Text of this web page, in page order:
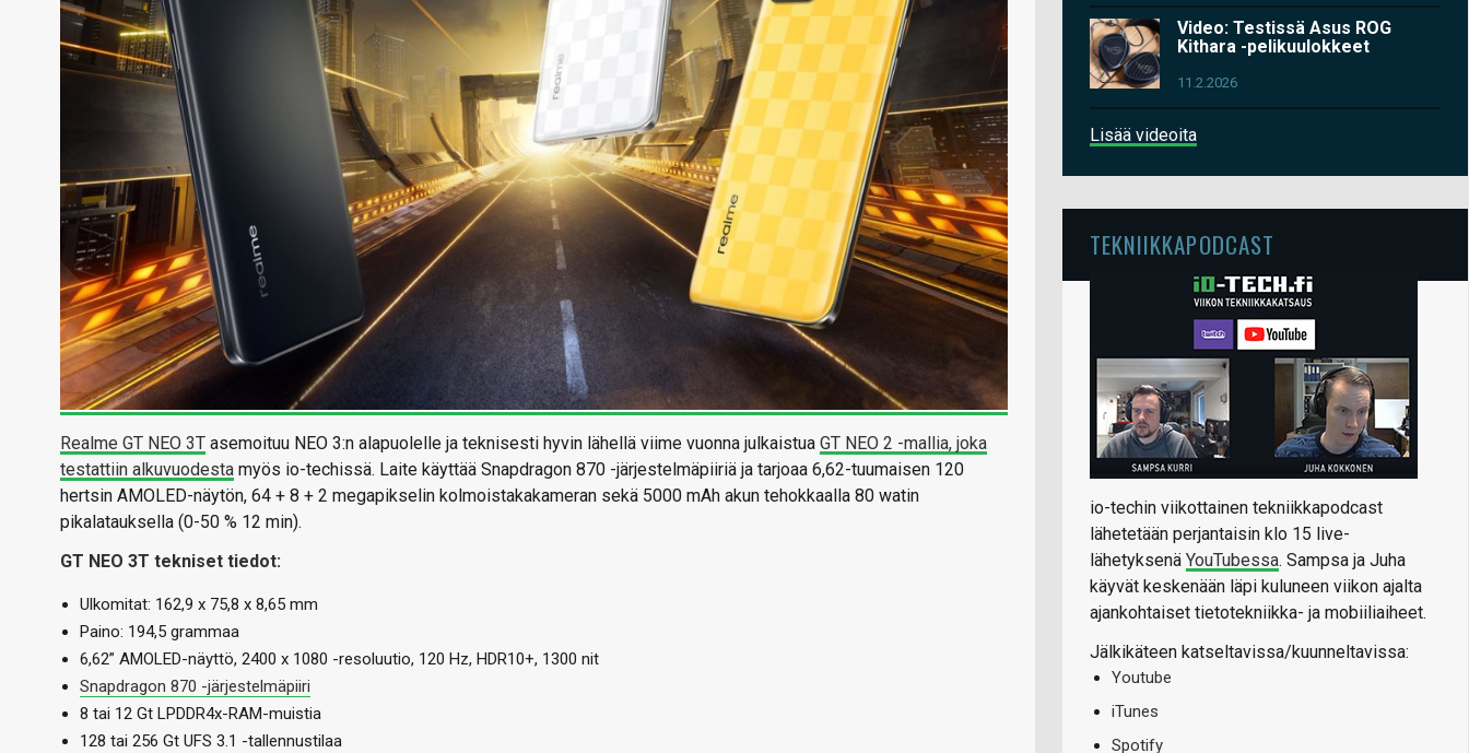
Realme GT NEO 3T asemoituu NEO 3:n alapuolelle ja teknisesti hyvin lähellä viime vuonna julkaistua GT NEO 2 -mallia, joka
testattiin alkuvuodesta myös io-techissä. Laite käyttää Snapdragon 870 -järjestelmäpiiriä ja tarjoaa 6,62-tuumaisen 120
hertsin AMOLED-näytön, 64 + 8 + 2 megapikselin kolmoistakakameran sekä 5000 mAh akun tehokkaalla 80 watin
pikalatauksella (0-50 % 12 min).
GT NEO 3T tekniset tiedot:
Ulkomitat: 162,9 x 75,8 x 8,65 mm
Paino: 194,5 grammaa
6,62” AMOLED-näyttö, 2400 x 1080 -resoluutio, 120 Hz, HDR10+, 1300 nit
Snapdragon 870 -järjestelmäpiiri
8 tai 12 Gt LPDDR4x-RAM-muistia
128 tai 256 Gt UFS 3.1 -tallennustilaa
Video: Testissä Asus ROG
Kithara -pelikuulokkeet
11.2.2026
Lisää videoita
TEKNIIKKAPODCAST
io-techin viikottainen tekniikkapodcast
lähetetään perjantaisin klo 15 live-
lähetyksenä YouTubessa. Sampsa ja Juha
käyvät keskenään läpi kuluneen viikon ajalta
ajankohtaiset tietotekniikka- ja mobiiliaiheet.
Jälkikäteen katseltavissa/kuunneltavissa:
Youtube
iTunes
Spotify